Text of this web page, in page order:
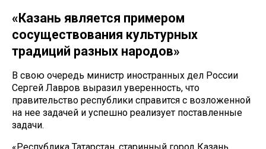
«Казань является примером
сосуществования культурных
традиций разных народов»
В свою очередь министр иностранных дел России
Сергей Лавров выразил уверенность, что
правительство республики справится с возложенной
на нее задачей и успешно реализует поставленные
задачи.
«Республика Татарстан, старинный город Казань